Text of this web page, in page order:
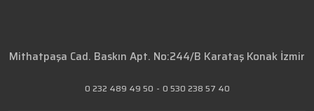
Mithatpaşa Cad. Baskın Apt. No:244/B Karataş Konak İzmir
0 232 489 49 50 - 0 530 238 57 40